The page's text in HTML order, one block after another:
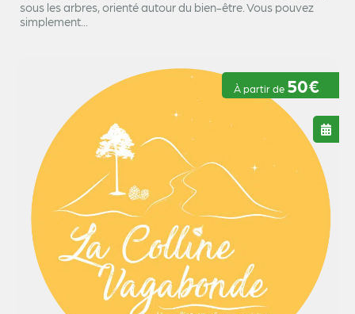
sous les arbres, orienté autour du bien-être. Vous pouvez
simplement...
À partir de 50€